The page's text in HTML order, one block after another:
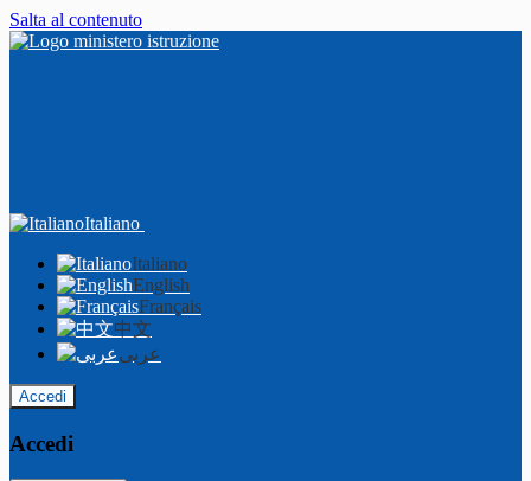
Salta al contenuto
Italiano
Italiano
English
Français
中文
عربى
Accedi
Accedi